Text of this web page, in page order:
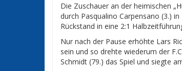
Die Zuschauer an der heimischen
durch Pasqualino Carpensano (3.)
Rückstand in eine 2:1
Nur nach der Pause erhöhte Lars
sein und so drehte wiederum der
Schmidt (79.) das Spiel und siegte